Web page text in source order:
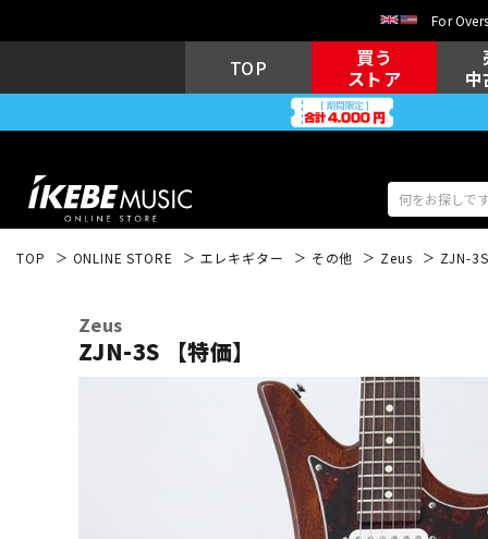
For
TOP
買う
ストア
電子ピアノ
DTM
TOP ONLINE STORE エレキギター その他 Zeus ZJN-
Zeus
ZJN-3S 【特価】